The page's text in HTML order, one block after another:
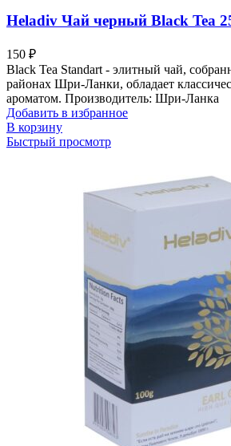
Heladiv Чай черный Black Tea
150 ₽
Black Tea Standart - элитный чай,
районах Шри-Ланки, обладает
ароматом. Производитель: Шри-Ланка
Добавить в избранное
В корзину
Быстрый просмотр